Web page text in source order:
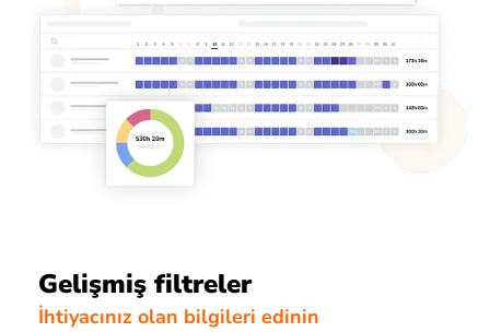
Gelişmiş filtreler
İhtiyacınız olan bilgileri edinin